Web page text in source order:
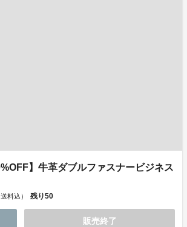
】牛革ダブルファスナービジネス
料込） 残り50
販売終了